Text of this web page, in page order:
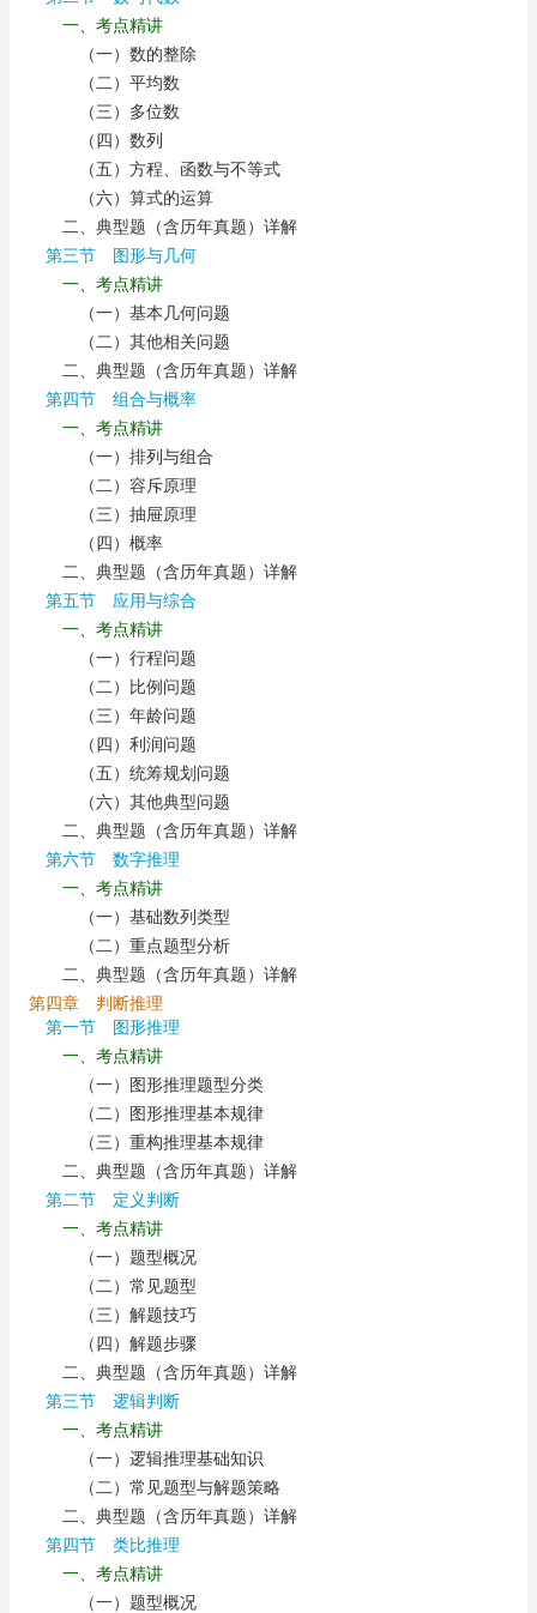
一、考点精讲
（一）数的整除
（二）平均数
（三）多位数
（四）数列
（五）方程、函数与不等式
（六）算式的运算
二、典型题（含历年真题）详解
第三节 图形与几何
一、考点精讲
（一）基本几何问题
（二）其他相关问题
二、典型题（含历年真题）详解
第四节 组合与概率
一、考点精讲
（一）排列与组合
（二）容斥原理
（三）抽屉原理
（四）概率
二、典型题（含历年真题）详解
第五节 应用与综合
一、考点精讲
（一）行程问题
（二）比例问题
（三）年龄问题
（四）利润问题
（五）统筹规划问题
（六）其他典型问题
二、典型题（含历年真题）详解
第六节 数字推理
一、考点精讲
（一）基础数列类型
（二）重点题型分析
二、典型题（含历年真题）详解
第四章 判断推理
第一节 图形推理
一、考点精讲
（一）图形推理题型分类
（二）图形推理基本规律
（三）重构推理基本规律
二、典型题（含历年真题）详解
第二节 定义判断
一、考点精讲
（一）题型概况
（二）常见题型
（三）解题技巧
（四）解题步骤
二、典型题（含历年真题）详解
第三节 逻辑判断
一、考点精讲
（一）逻辑推理基础知识
（二）常见题型与解题策略
二、典型题（含历年真题）详解
第四节 类比推理
一、考点精讲
（一）题型概况